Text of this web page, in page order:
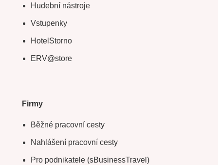
Hudební nástroje
Vstupenky
HotelStorno
ERV@store
Firmy
Běžné pracovní cesty
Nahlášení pracovní cesty
Pro podnikatele (sBusinessTravel)